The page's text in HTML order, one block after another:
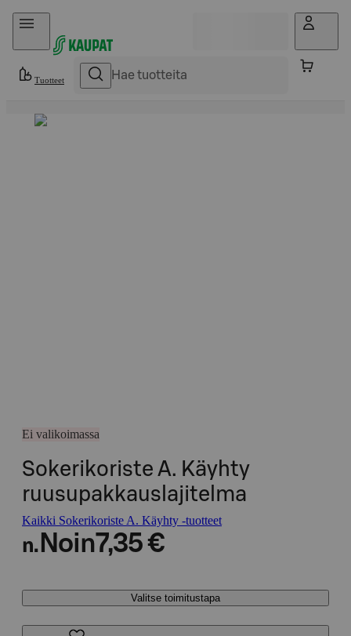
Hyppää sisältöön
Tuotteet
Ei valikoimassa
Sokerikoriste A. Käyhty
ruusupakkauslajitelma
Kaikki Sokerikoriste A. Käyhty -tuotteet
n. Noin7,35 €
Valitse toimitustapa